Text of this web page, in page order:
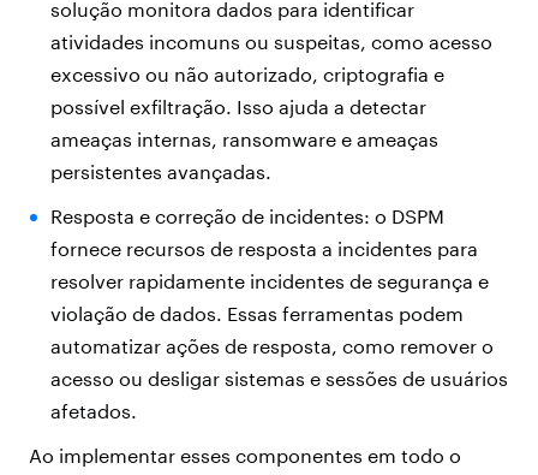
solução monitora dados para identificar
atividades incomuns ou suspeitas, como acesso
excessivo ou não autorizado, criptografia e
possível exfiltração. Isso ajuda a detectar
ameaças internas, ransomware e ameaças
persistentes avançadas.
Resposta e correção de incidentes: o DSPM
fornece recursos de resposta a incidentes para
resolver rapidamente incidentes de segurança e
violação de dados. Essas ferramentas podem
automatizar ações de resposta, como remover o
acesso ou desligar sistemas e sessões de usuários
afetados.
Ao implementar esses componentes em todo o